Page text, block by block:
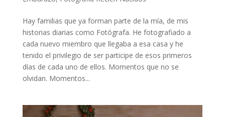
Hay familias que ya forman parte de la mía, de mis
historias diarias como Fotógrafa. He fotografiado a
cada nuevo miembro que llegaba a esa casa y he
tenido el privilegio de ser participe de esos primeros
días de cada uno de ellos. Momentos que no se
olvidan. Momentos...